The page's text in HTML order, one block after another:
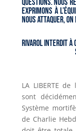
questions. Nous
exprimons à
nous attaquer,
RIVAROL interdit
LA LIBERTE
sont
Système
de Charlie